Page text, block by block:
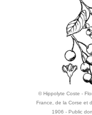
© Hippolyte Coste -
France, de la Corse et
1906 - Public